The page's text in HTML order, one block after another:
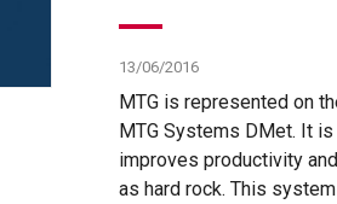
13/06/2016
MTG is represented on
MTG Systems DMet. It
improves productivity
as hard rock. This